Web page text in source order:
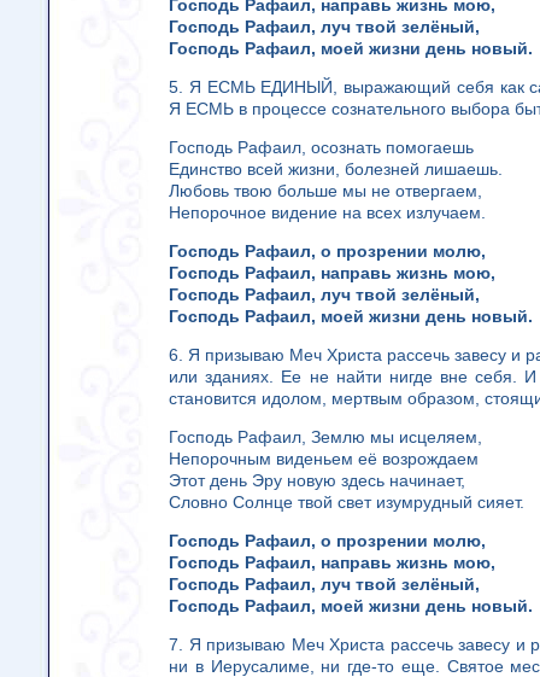
Господь Рафаил, направь жизнь мою,
Господь Рафаил, луч твой зелёный,
Господь Рафаил, моей жизни день новый.
5. Я ЕСМЬ ЕДИНЫЙ, выражающий себя как
Я ЕСМЬ в процессе сознательного выбора
Господь Рафаил, осознать помогаешь
Единство всей жизни, болезней лишаешь.
Любовь твою больше мы не отвергаем,
Непорочное видение на всех излучаем.
Господь Рафаил, о прозрении молю,
Господь Рафаил, направь жизнь мою,
Господь Рафаил, луч твой зелёный,
Господь Рафаил, моей жизни день новый.
6. Я призываю Меч Христа рассечь завесу и
или зданиях. Ее не найти нигде вне себя.
становится идолом, мертвым образом,
Господь Рафаил, Землю мы исцеляем,
Непорочным виденьем её возрождаем
Этот день Эру новую здесь начинает,
Словно Солнце твой свет изумрудный сияет.
Господь Рафаил, о прозрении молю,
Господь Рафаил, направь жизнь мою,
Господь Рафаил, луч твой зелёный,
Господь Рафаил, моей жизни день новый.
7. Я призываю Меч Христа рассечь завесу и
ни в Иерусалиме, ни где-то еще. Святое